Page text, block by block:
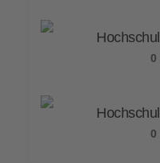
0
0